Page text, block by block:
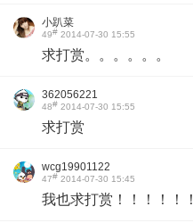
小趴菜
49# 2014-07-30 15:55
求打赏。。。。。。
362056221
48# 2014-07-30 15:55
求打赏
wcg19901122
47# 2014-07-30 15:45
我也求打赏！！！！！！